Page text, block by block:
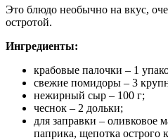
Это блюдо необычно на вкус,
остротой.
Ингредиенты:
крабовые палочки – 1
свежие помидоры – 3
нежирный сыр – 100 г;
чеснок – 2 дольки;
для заправки – оливковое
паприка, щепотка острого